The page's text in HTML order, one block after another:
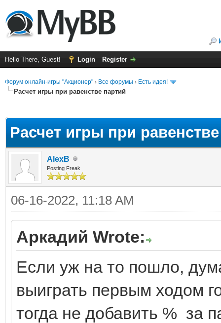
Hello There, Guest! Login Register
Форум онлайн-игры "Акционер" › Все форумы › Есть идея!
Расчет игры при равенстве партий
Расчет игры при
AlexB
Posting Freak
06-16-2022, 11:18 AM
Аркадий Wrote:
Если уж на то пошло,
выиграть первым ходом
тогда не добавить % за